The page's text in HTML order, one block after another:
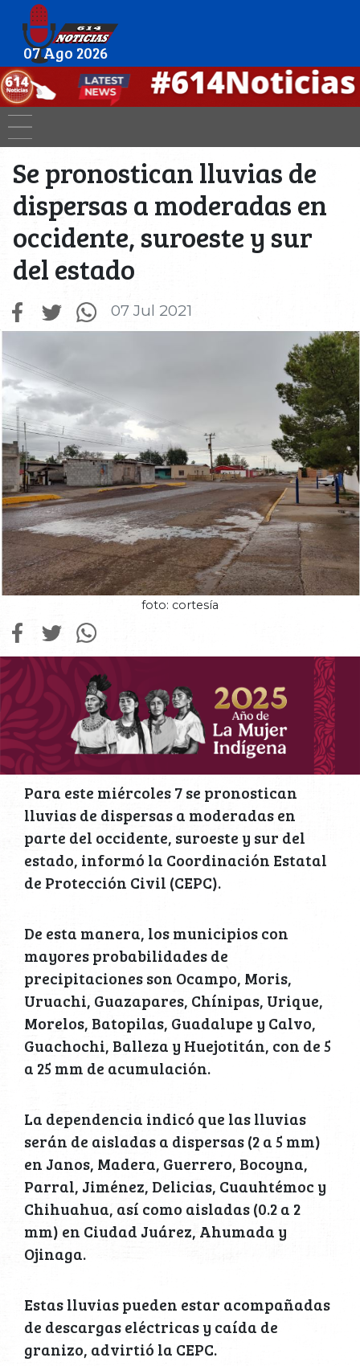
07 Ago 2026
Se pronostican lluvias de
dispersas a moderadas en
occidente, suroeste y sur
del estado
07 Jul 2021
foto: cortesía
Para este miércoles 7 se pronostican
lluvias de dispersas a moderadas en
parte del occidente, suroeste y sur del
estado, informó la Coordinación Estatal
de Protección Civil (CEPC).
De esta manera, los municipios con
mayores probabilidades de
precipitaciones son Ocampo, Moris,
Uruachi, Guazapares, Chínipas, Urique,
Morelos, Batopilas, Guadalupe y Calvo,
Guachochi, Balleza y Huejotitán, con de 5
a 25 mm de acumulación.
La dependencia indicó que las lluvias
serán de aisladas a dispersas (2 a 5 mm)
en Janos, Madera, Guerrero, Bocoyna,
Parral, Jiménez, Delicias, Cuauhtémoc y
Chihuahua, así como aisladas (0.2 a 2
mm) en Ciudad Juárez, Ahumada y
Ojinaga.
Estas lluvias pueden estar acompañadas
de descargas eléctricas y caída de
granizo, advirtió la CEPC.